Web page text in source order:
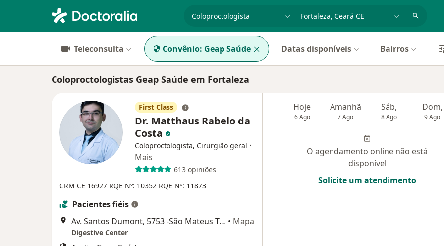
cidade ou região
Teleconsulta Convênio: Geap Saúde Datas disponíveis Bairros
Coloproctologistas Geap Saúde em Fortaleza
First Class
Dr. Matthaus Rabelo da
Costa
Coloproctologista, Cirurgião geral ·
Mais
613 opiniões
CRM CE 16927 RQE Nº: 10352 RQE Nº: 11873
Pacientes fiéis
Av. Santos Dumont, 5753 -São Mateus Torre Office - Térreo, Fortaleza • Mapa
Digestive Center
Hoje
6 Ago
Amanhã
7 Ago
Sáb,
8 Ago
Dom,
9 Ago
O agendamento online não está
disponível
Solicite um atendimento